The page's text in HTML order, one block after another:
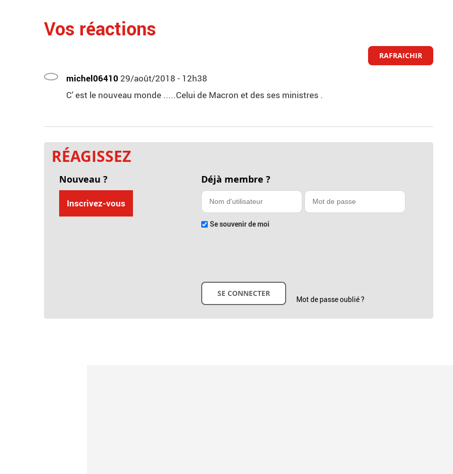
Vos réactions
RAFRAICHIR
michel06410 29/août/2018 - 12h38
C' est le nouveau monde .....Celui de Macron et des ses ministres .
RÉAGISSEZ
Nouveau ?
Inscrivez-vous
Déjà membre ?
Se souvenir de moi
Mot de passe oublié ?